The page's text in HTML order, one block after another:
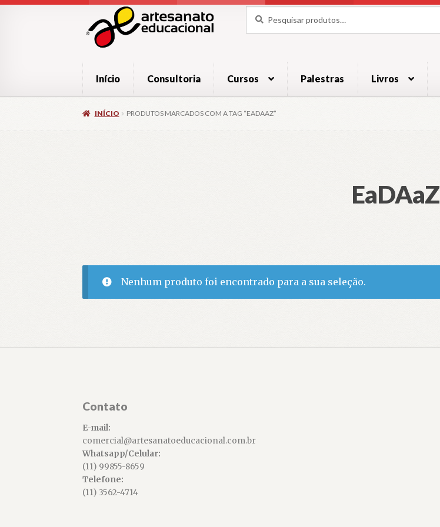
para
navegação
para
por:
Início Consultoria Cursos Palestras Livros
INÍCIO PRODUTOS MARCADOS COM A TAG “EADAAZ”
EaDAaZ
Nenhum produto foi encontrado para a sua seleção.
Contato
E-mail:
comercial@artesanatoeducacional.com.br
Whatsapp/Celular:
(11) 99855-8659
Telefone:
(11) 3562-4714